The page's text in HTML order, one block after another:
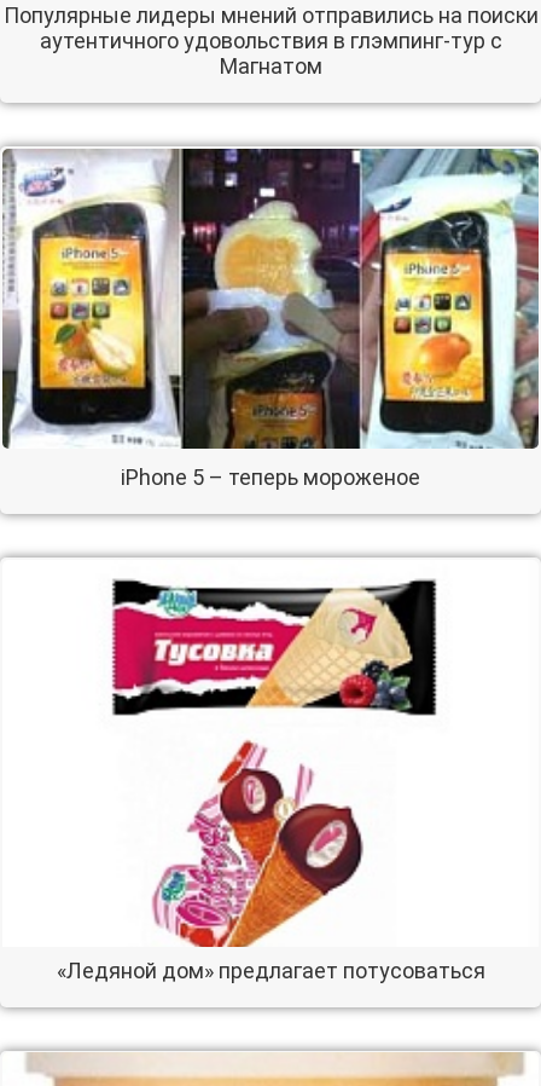
Популярные лидеры мнений отправились на поиски
аутентичного удовольствия в глэмпинг-тур с
Магнатом
iPhone 5 – теперь мороженое
«Ледяной дом» предлагает потусоваться